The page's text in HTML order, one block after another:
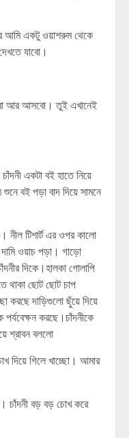
আমি একটু ওয়াশরুম থেকে
যাবো।
আর আসবো। তুই এখানেই
একটা বই হাতে নিয়ে
বই পড়া বাদ দিয়ে সামনে
নীল টিশার্ট এর ওপর কালো
দামি ওয়াচ পড়া। গাড়ো
দিকে।হালকা গোলাপি
থাকা ছোট ছোট চাপ
করছে দাড়িগুলো ছুঁয়ে দিয়ে
পর্যবেক্ষন করছে।চাঁদনীকে
শ্রাবন বললো
দিয়ে গিলে খাচ্ছো। আমার
চাঁদনী বড় বড় চোখ করে